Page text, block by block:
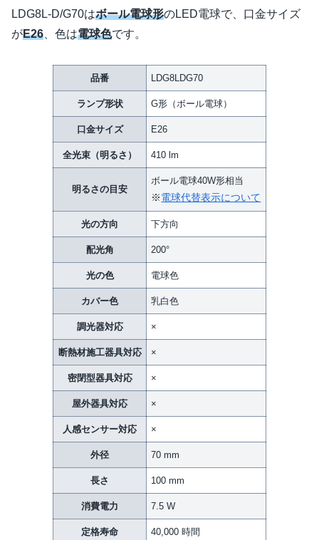
LDG8L-D/G70はボール電球形のLED電球で、口金サイズ
がE26 、色は電球色です。
品番 LDG8LDG70
ランプ形状 G形（ボール電球）
口金サイズ E26
全光束（明るさ） 410 lm
明るさの目安
ボール電球40W形相当
※電球代替表示について
光の方向 下方向
配光角 200°
光の色 電球色
カバー色 乳白色
調光器対応 ×
断熱材施工器具対応 ×
密閉型器具対応 ×
屋外器具対応 ×
人感センサー対応 ×
外径 70 mm
長さ 100 mm
消費電力 7.5 W
定格寿命 40,000 時間